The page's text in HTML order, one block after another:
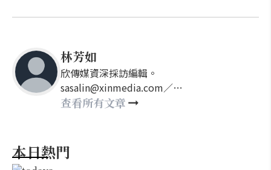
林芳如
欣傳媒資深採訪編輯。
sasalin@xinmedia.com／
happy21917@gmail.com
查看所有文章
本日熱門